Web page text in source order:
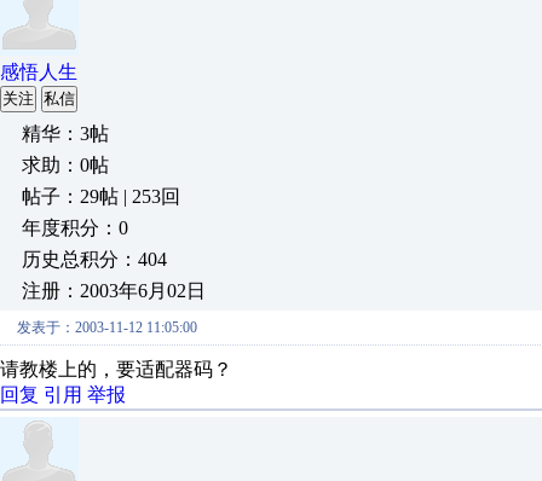
感悟人生
关注 私信
精华：3帖
求助：0帖
帖子：29帖 | 253回
年度积分：0
历史总积分：404
注册：2003年6月02日
发表于：2003-11-12 11:05:00
请教楼上的，要适配器码？
回复 引用 举报